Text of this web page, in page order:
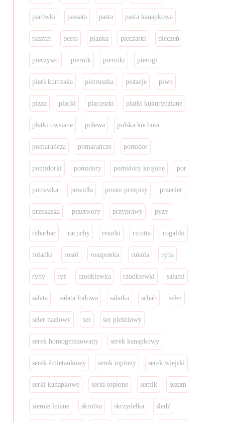
parówki passata pasta pasta kanapkowa
pasztet pesto pianka pieczarki pieczeń
pieczywo piernik pierniki pierogi
pierś kurczaka pietruszka pistacje piwo
pizza placki placuszki płatki kukurydziane
płatki owsiane polewa polska kuchnia
pomarańcza pomarańcze pomidor
pomidorki pomidory pomidory krojone por
potrawka powidła proste przepisy przecier
przekąska przetwory przyprawy pyzy
rabarbar racuchy resztki ricotta rogaliki
roladki rosół roszponka rukola ryba
ryby ryż rzodkiewka rzodkiewki salami
sałata sałata lodowa sałatka schab seler
seler naciowy ser ser pleśniowy
serek homogenizowany serek kanapkowy
serek śmietankowy serek topiony serek wiejski
serki kanapkowe serki topione sernik sezam
siemie lniane skrobia skrzydełka śledź